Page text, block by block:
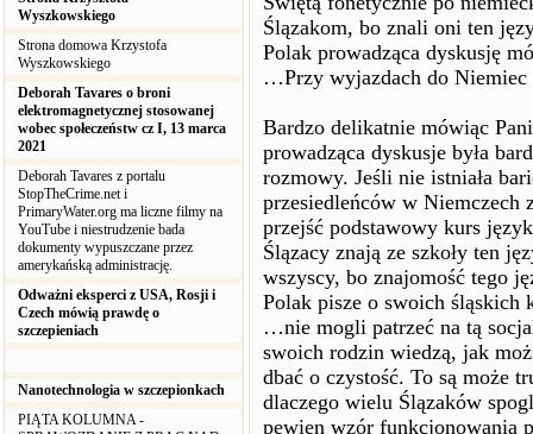
Wyszkowskiego
Strona domowa Krzystofa
Wyszkowskiego
Deborah Tavares o broni
elektromagnetycznej stosowanej
wobec społeczeństw cz I, 13 marca
2021
Deborah Tavares z portalu
StopTheCrime.net i
PrimaryWater.org ma liczne filmy na
YouTube i niestrudzenie bada
dokumenty wypuszczane przez
amerykańską administrację.
Odważni eksperci z USA, Rosji i
Czech mówią prawdę o
szczepieniach
Nanotechnologia w szczepionkach
PIĄTA KOLUMNA -
Ślązakom, bo znali oni ten
Polak prowadząca dyskusję
…Przy wyjazdach do
Bardzo delikatnie mówiąc
prowadząca dyskusje była
rozmowy. Jeśli nie istniała
przesiedleńców w Niemczech
przejść podstawowy kurs
Ślązacy znają ze szkoły ten
wszyscy, bo znajomość tego
Polak pisze o swoich śląskich
…nie mogli patrzeć na tą
swoich rodzin wiedzą, jak
dbać o czystość. To są może
dlaczego wielu Ślązaków
pewien wzór funkcjonowania